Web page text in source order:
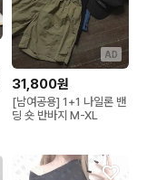
AD
31,800원
[남여공용] 1+1 나일론 밴
딩 숏 반바지 M-XL